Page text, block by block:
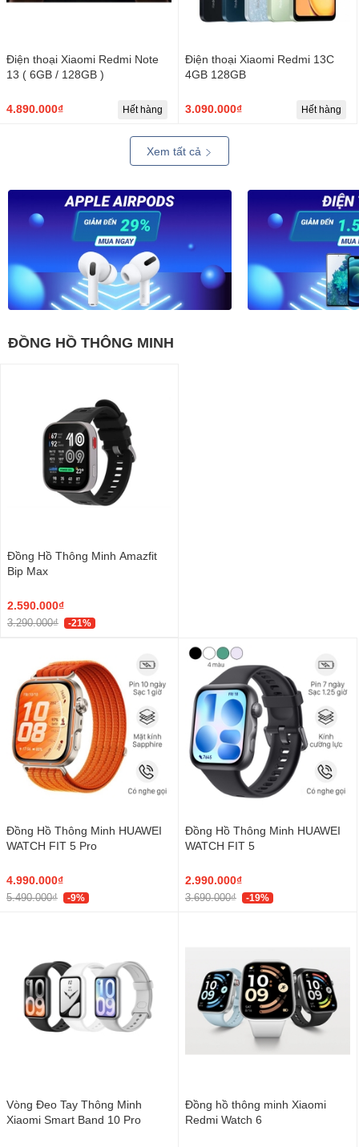
Điện thoại Xiaomi Redmi Note
13 ( 6GB / 128GB )
4.890.000₫ Hết hàng
Điện thoại Xiaomi Redmi 13C
4GB 128GB
3.090.000₫ Hết hàng
Xem tất cả
ĐỒNG HỒ THÔNG MINH
Đồng Hồ Thông Minh Amazfit
Bip Max
2.590.000₫
3.290.000₫ -21%
Đồng Hồ Thông Minh HUAWEI
WATCH FIT 5 Pro
4.990.000₫
5.490.000₫ -9%
Đồng Hồ Thông Minh HUAWEI
WATCH FIT 5
2.990.000₫
3.690.000₫ -19%
Vòng Đeo Tay Thông Minh
Xiaomi Smart Band 10 Pro
Đồng hồ thông minh Xiaomi
Redmi Watch 6